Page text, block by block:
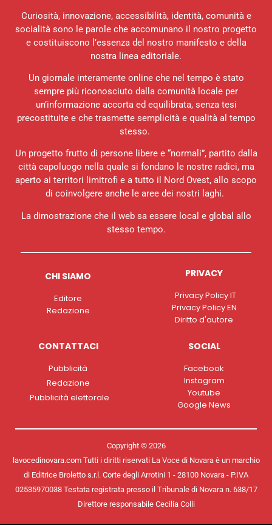
Curiosità, innovazione, accessibilità, identità, comunità e
socialità sono le parole che accomunano il nostro progetto
e costituiscono l’essenza del nostro manifesto e della
nostra linea editoriale.
Un giornale interamente online che nel tempo è stato
sempre più riconosciuto dalla comunità locale per
un’informazione accorta ed equilibrata, senza tesi
precostituite e che trasmette semplicità e qualità al tempo
stesso.
Un progetto frutto di persone libere e “normali”, partito dalla
città capoluogo nella quale si fondano le nostre radici, ma
aperto ai territori limitrofi e a tutto il Nord Ovest, allo scopo
di coinvolgere anche le aree dei nostri laghi.
La dimostrazione che il web sa essere local e global allo
stesso tempo.
CHI SIAMO
Editore
Redazione
PRIVACY
Privacy Policy IT
Privacy Policy EN
Diritto d'autore
CONTATTACI
Pubblicità
Redazione
Pubblicità elettorale
SOCIAL
Facebook
Instagram
Youtube
Google News
Copyright © 2026
lavocedinovara.com Tutti i diritti riservati La Voce di Novara è un marchio
di Editrice Broletto s.r.l. Corte degli Arrotini 1 - 28100 Novara - P.IVA
02535970038 Testata registrata presso il Tribunale di Novara n. 638/17
Direttore responsabile Cecilia Colli